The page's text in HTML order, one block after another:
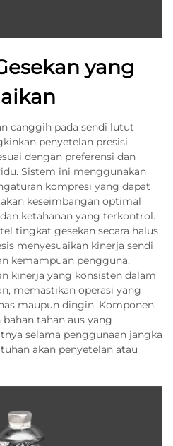
yang
canggih pada sendi lutut
penyetelan presisi
dengan preferensi dan
Sistem ini menggunakan
kompresi yang dapat
keseimbangan optimal
ketahanan yang terkontrol.
tingkat gesekan secara halus
menyesuaikan kinerja sendi
kemampuan pengguna.
kinerja yang konsisten dalam
memastikan operasi yang
maupun dingin. Komponen
tahan aus yang
selama penggunaan jangka
akan penyetelan atau